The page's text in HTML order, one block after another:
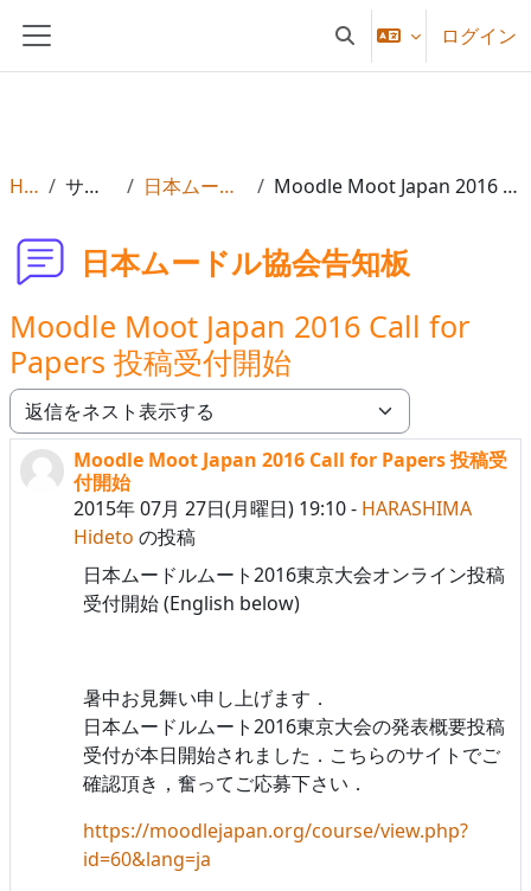
サイドパネル 検索入力に切り替える
ログイン
Home サイトページ 日本ムードル協会告知板 Moodle Moot Japan 2016 Call for Papers 投稿受付開始
日本ムードル協会告知板
Moodle Moot Japan 2016 Call for
Papers 投稿受付開始
表示モード
Moodle Moot Japan 2016 Call for Papers 投稿受
付開始
2015年 07月 27日(月曜日) 19:10- HARASHIMA
Hideto の投稿
返信数: 3
日本ムードルムート2016東京大会オンライン投稿
受付開始 (English below)
暑中お見舞い申し上げます．
日本ムードルムート2016東京大会の発表概要投稿
受付が本日開始されました．こちらのサイトでご
確認頂き，奮ってご応募下さい．
https://moodlejapan.org/course/view.php?
id=60&lang=ja